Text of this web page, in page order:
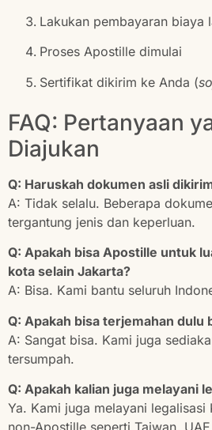
Lakukan pembayaran biaya
Proses Apostille dimulai
Sertifikat dikirim ke Anda (
FAQ: Pertanyaan
Diajukan
Q: Haruskah dokumen asli
A: Tidak selalu. Beberapa
tergantung jenis dan keperluan.
Q: Apakah bisa Apostille untuk
kota selain Jakarta?
A: Bisa. Kami bantu seluruh
Q: Apakah bisa terjemahan dulu
A: Sangat bisa. Kami juga
tersumpah.
Q: Apakah kalian juga melayani
Ya. Kami juga melayani legalisasi